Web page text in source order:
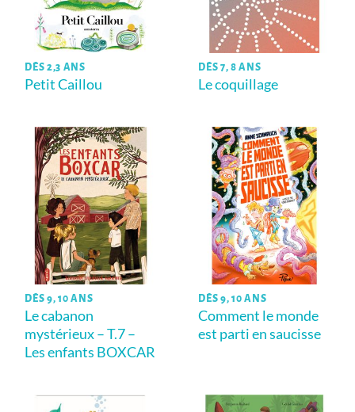
DÈS 2,3 ANS
Petit Caillou
DÈS 7, 8 ANS
Le coquillage
DÈS 9, 10 ANS
Le cabanon
mystérieux – T.7 –
Les enfants BOXCAR
DÈS 9, 10 ANS
Comment le monde
est parti en saucisse